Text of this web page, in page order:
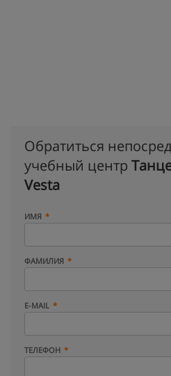
Обратиться
учебный центр
Vesta
ИМЯ
ФАМИЛИЯ
E-MAIL
ТЕЛЕФОН